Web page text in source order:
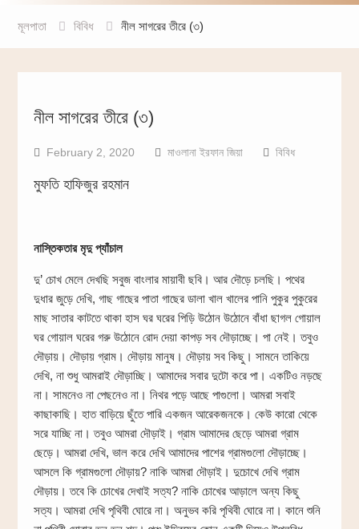
মূলপাতা বিবিধ নীল সাগরের তীরে (৩)
নীল সাগরের তীরে (৩)
February 2, 2020 মাওলানা ইরফান জিয়া বিবিধ
মুফতি হাফিজুর রহমান
নাস্তিকতার মৃদু প্যাঁচাল
দু’ চোখ মেলে দেখছি সবুজ বাংলার মায়াবী ছবি। আর দৌড়ে চলছি। পথের
দুধার জুড়ে দেখি, গাছ গাছের পাতা গাছের ডালা খাল খালের পানি পুকুর পুকুরের
মাছ সাতার কাটতে থাকা হাস ঘর ঘরের পিড়ি উঠোন উঠোনে বাঁধা ছাগল গোয়াল
ঘর গোয়াল ঘরের গরু উঠোনে রোদ দেয়া কাপড় সব দৌড়াচ্ছে। পা নেই। তবুও
দৌড়ায়। দৌড়ায় গ্রাম। দৌড়ায় মানুষ। দৌড়ায় সব কিছু। সামনে তাকিয়ে
দেখি, না শুধু আমরাই দৌড়াচ্ছি। আমাদের সবার দুটো করে পা। একটিও নড়ছে
না। সামনেও না পেছনেও না। নিথর পড়ে আছে পাগুলো। আমরা সবাই
কাছাকাছি। হাত বাড়িয়ে ছুঁতে পারি একজন আরেকজনকে। কেউ কারো থেকে
সরে যাচ্ছি না। তবুও আমরা দৌড়াই। গ্রাম আমাদের ছেড়ে আমরা গ্রাম
ছেড়ে। আমরা দেখি, ভাল করে দেখি আমাদের পাশের গ্রামগুলো দৌড়াচ্ছে।
আসলে কি গ্রামগুলো দৌড়ায়? নাকি আমরা দৌড়াই। দুচোখে দেখি গ্রাম
দৌড়ায়। তবে কি চোখের দেখাই সত্য? নাকি চোখের আড়ালে অন্য কিছু
সত্য। আমরা দেখি পৃথিবী ঘোরে না। অনুভব করি পৃথিবী ঘোরে না। কানে শুনি